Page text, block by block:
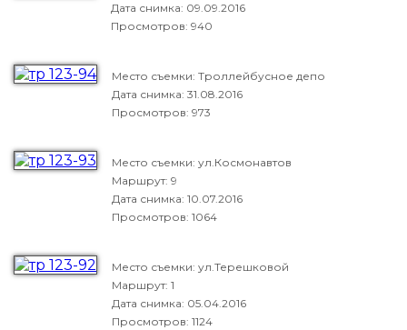
Дата снимка: 09.09.2016
Просмотров: 940
Место съемки: Троллейбусное депо
Дата снимка: 31.08.2016
Просмотров: 973
Место съемки: ул.Космонавтов
Маршрут: 9
Дата снимка: 10.07.2016
Просмотров: 1064
Место съемки: ул.Терешковой
Маршрут: 1
Дата снимка: 05.04.2016
Просмотров: 1124